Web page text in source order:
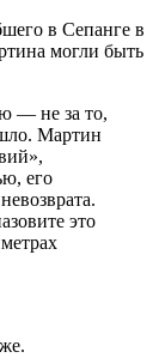
в Сепанге в
могли быть
— не за то,
Мартин
его
это